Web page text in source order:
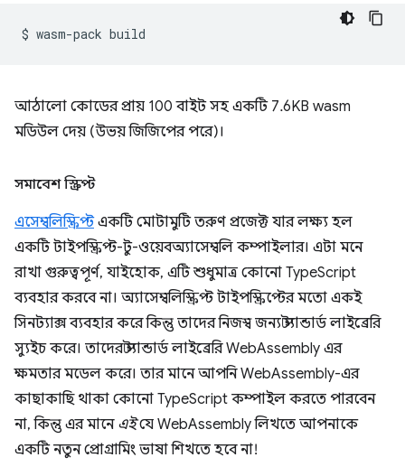
$ wasm-pack
আঠালো কোডের প্রায় 100 বাইট সহ একটি 7.6KB wasm
মডিউল দেয় (উভয় জিজিপের পরে)।
সমাবেশ স্ক্রিপ্ট
এসেম্বলিস্ক্রিপ্টএকটি মোটামুটি তরুণ প্রজেক্ট যার লক্ষ্য হল
একটি টাইপস্ক্রিপ্ট-টু-ওয়েবঅ্যাসেম্বলি কম্পাইলার। এটা মনে
রাখা গুরুত্বপূর্ণ, যাইহোক, এটি শুধুমাত্র কোনো TypeScript
ব্যবহার করবে না। অ্যাসেম্বলিস্ক্রিপ্ট টাইপস্ক্রিপ্টের মতো একই
সিনট্যাক্স ব্যবহার করে কিন্তু তাদের নিজস্ব জন্য স্ট্যান্ডার্ড লাইব্রেরি
স্যুইচ করে। তাদের স্ট্যান্ডার্ড লাইব্রেরি WebAssembly এর
ক্ষমতার মডেল করে। তার মানে আপনি WebAssembly-এর
কাছাকাছি থাকা কোনো TypeScript কম্পাইল করতে পারবেন
না, কিন্তু এর মানে এইযে WebAssembly লিখতে আপনাকে
একটি নতুন প্রোগ্রামিং ভাষা শিখতে হবে না!